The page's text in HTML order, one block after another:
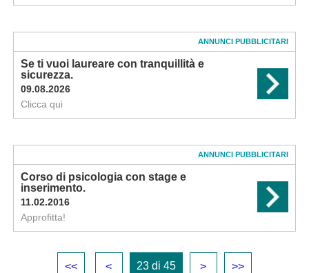
ANNUNCI PUBBLICITARI
Se ti vuoi laureare con tranquillità e
sicurezza.
09.08.2026
Clicca qui
ANNUNCI PUBBLICITARI
Corso di psicologia con stage e
inserimento.
11.02.2016
Approfitta!
<< < 23 di 45 > >>